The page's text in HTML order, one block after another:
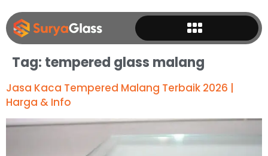
Tag: tempered glass malang
Jasa Kaca Tempered Malang Terbaik 2026 |
Harga & Info